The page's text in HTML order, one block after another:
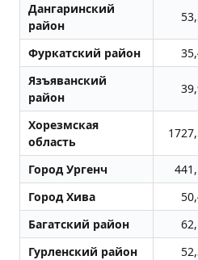
Дангаринский
район
Фуркатский район
Язъяванский
район
Хорезмская
область
Город Ургенч
Город Хива
Багатский район
Гурленский район